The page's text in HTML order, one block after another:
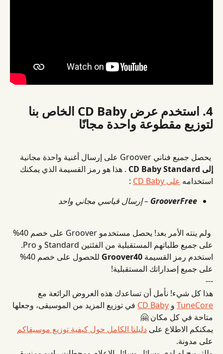
4. استخدم عرض CD Baby الخاص بنا
لتوزيع مقطوعة واحدة مجانًا
إلى CD Baby Standard
. هذا هو رمز القسيمة الذي يمكنك
استخدامه على CD Baby
:
GrooverFree – إرسال قياسي مجاني واحد
يحصل مستخدمو Groover على خصم 40%
على جميع طلباتهم المستقبلية من الفئتين Standard و Pro.
استخدم رمز القسيمة Groover40
للحصول على خصم 40%
على جميع إصداراتك المستقبلية!
---
هذا كل شيء! نأمل أن تساعدك هذه العروض الرائعة مع
TuneCore و CD Baby في توزيع المزيد من الموسيقى، وجعلها
متاحة في كل مكان 🤗
يمكنكم الاطلاع على دليلنا الكامل حول كيفية توزيع موسيقاكم
على مدونة.